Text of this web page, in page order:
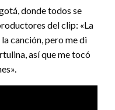
donde todos se
del clip: «La
canción, pero me di
así que me tocó